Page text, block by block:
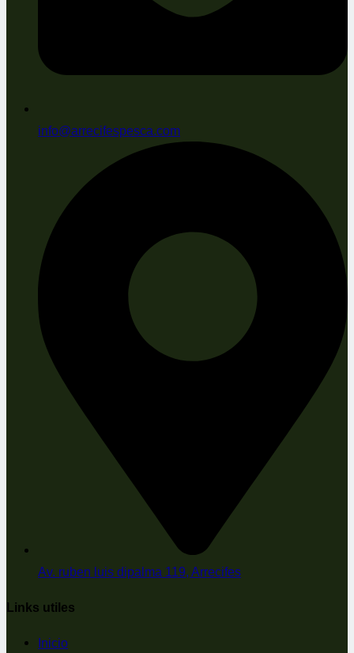
info@arrecifespesca.com
Av. ruben luis dipalma 119, Arrecifes
Links utiles
Inicio